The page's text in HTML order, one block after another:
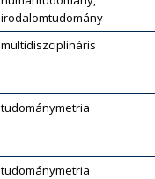
irodalomtudomány
multidiszciplináris
tudománymetria
tudománymetria